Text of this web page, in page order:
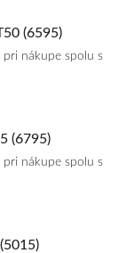
(6595)
pri nákupe spolu s
(6795)
pri nákupe spolu s